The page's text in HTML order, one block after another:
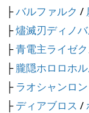
├バルファルク /
├燼滅刃ディノ
├青電主ライゼ
├朧隠ホロロホ
├ラオシャンロン
├ディアブロス /